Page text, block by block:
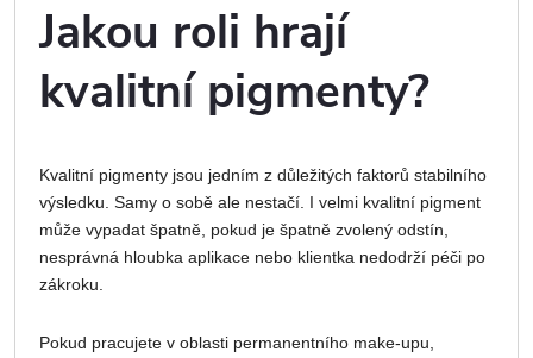
Jakou roli hrají
kvalitní pigmenty?
Kvalitní pigmenty jsou jedním z důležitých faktorů stabilního
výsledku. Samy o sobě ale nestačí. I velmi kvalitní pigment
může vypadat špatně, pokud je špatně zvolený odstín,
nesprávná hloubka aplikace nebo klientka nedodrží péči po
zákroku.
Pokud pracujete v oblasti permanentního make-upu,